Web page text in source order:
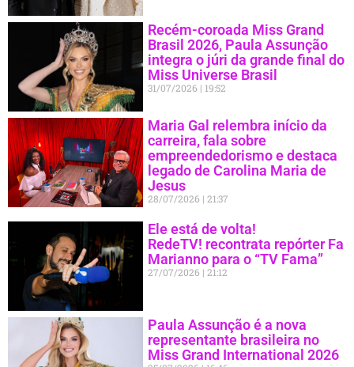
Recém-coroada Miss Grand
Brasil 2026, Paula Assunção
integra o júri da grande final do
Miss Universe Brasil
31/07/2026 19:52
Maria Gal relembra início da
carreira, fala sobre
empreendedorismo e destaca
legado de Carolina Maria de
Jesus
28/07/2026 21:37
Ele está de volta!
RedeTV! recontrata repórter Fa
Marianno para o “TV Fama”
27/07/2026 21:12
Paula Assunção é a nova
representante brasileira no
Miss Grand International 2026